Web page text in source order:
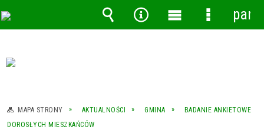
MAPA STRONY AKTUALNOŚCI GMINA
BADANIE ANKIETOWE
DOROSŁYCH MIESZKAŃCÓW
Wyszukiwarka
Narzędzia
MenuMenu